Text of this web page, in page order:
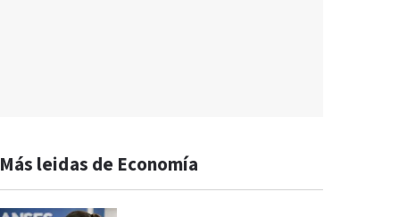
Más leidas de Economía